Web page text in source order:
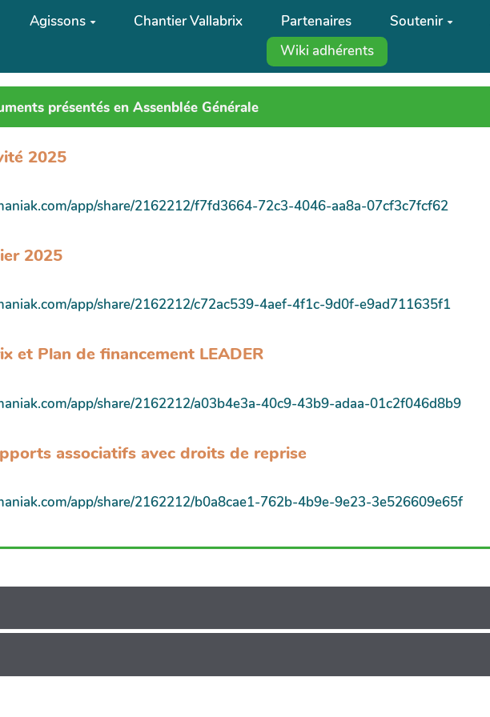
Agissons Chantier Vallabrix Partenaires Soutenir
Wiki adhérents
présentés en Assenblée Générale
2025
app/share/2162212/f7fd3664-72c3-4046-aa8a-07cf3c7fcf62
2025
app/share/2162212/c72ac539-4aef-4f1c-9d0f-e9ad711635f1
et Plan de financement LEADER
app/share/2162212/a03b4e3a-40c9-43b9-adaa-01c2f046d8b9
associatifs avec droits de reprise
app/share/2162212/b0a8cae1-762b-4b9e-9e23-3e526609e65f